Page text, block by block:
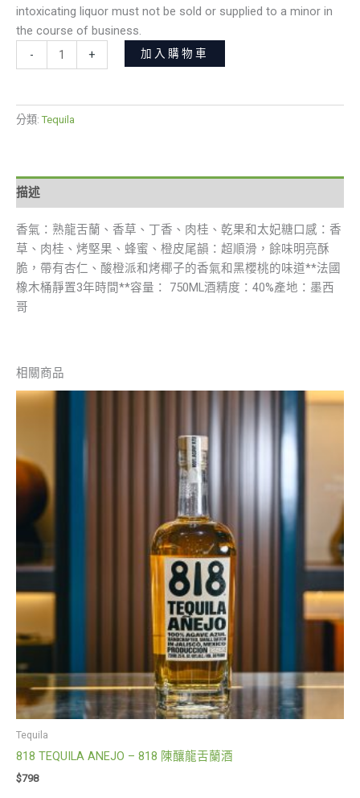
intoxicating liquor must not be sold or supplied to a minor in
the course of business.
-
+ 加入購物車
分類:Tequila
描述
香氣：熟龍舌蘭、香草、丁香、肉桂、乾果和太妃糖口感：香
草、肉桂、烤堅果、蜂蜜、橙皮尾韻：超順滑，餘味明亮酥
脆，帶有杏仁、酸橙派和烤椰子的香氣和黑櫻桃的味道**法國
橡木桶靜置3年時間**容量： 750ML酒精度：40%產地：墨西
哥
相關商品
Tequila
818 TEQUILA ANEJO – 818 陳釀龍舌蘭酒
$798